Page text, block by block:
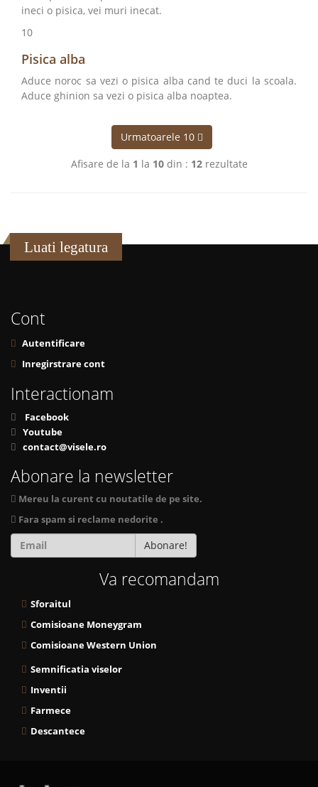
ineci o pisica, vei muri inecat.
10
Pisica alba
Aduce noroc sa vezi o pisica alba cand te duci la scoala.
Aduce ghinion sa vezi o pisica alba noaptea.
Urmatoarele 10
Afisare de la 1 la 10din : 12rezultate
Luati legatura
Cont
Autentificare
Inregirstrare cont
Interactionam
Facebook
Youtube
contact@visele.ro
Abonare la newsletter
Mereu la curent cu noutatile de pe site.
Fara spam si reclame nedorite .
Abonare!
Va recomandam
Sforaitul
Comisioane Moneygram
Comisioane Western Union
Semnificatia viselor
Inventii
Farmece
Descantece